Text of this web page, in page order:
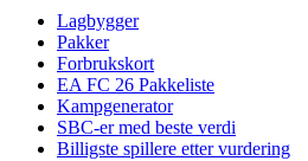
Lagbygger
Pakker
Forbrukskort
EA FC 26 Pakkeliste
Kampgenerator
SBC-er med beste verdi
Billigste spillere etter vurdering